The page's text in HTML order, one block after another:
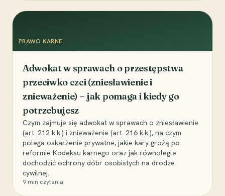
PRAWO KARNE
Adwokat w sprawach o przestępstwa
przeciwko czci (zniesławienie i
znieważenie) – jak pomaga i kiedy go
potrzebujesz
Czym zajmuje się adwokat w sprawach o zniesławienie
(art. 212 k.k.) i znieważenie (art. 216 k.k.), na czym
polega oskarżenie prywatne, jakie kary grożą po
reformie Kodeksu karnego oraz jak równolegle
dochodzić ochrony dóbr osobistych na drodze
cywilnej.
9 min czytania